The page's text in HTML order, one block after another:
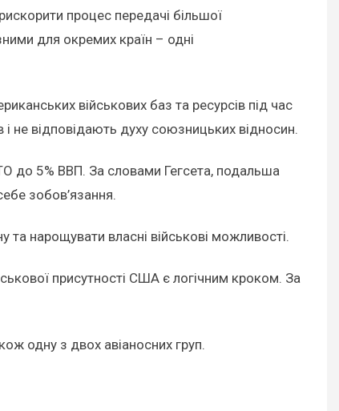
процес передачі більшої
для окремих країн – одні
військових баз та ресурсів під час
і не відповідають духу союзницьких відносин.
до 5% ВВП. За словами Гегсета, подальша
зобов’язання.
нарощувати власні військові можливості.
присутності США є логічним кроком. За
одну з двох авіаносних груп.